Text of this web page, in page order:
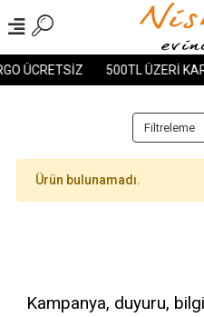
ÜCRETSİZ 500TL ÜZERİ
Filtreleme
Ürün bulunamadı.
Kampanya, duyuru,